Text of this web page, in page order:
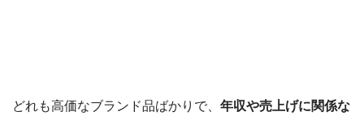
どれも高価なブランド品ばかりで、 年収や売上げに関係な